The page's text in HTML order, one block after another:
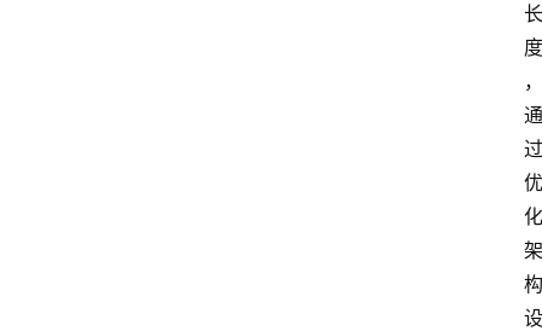
长
度
，
通
过
优
化
架
构
设